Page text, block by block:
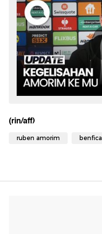
(rin/aff)
ruben amorim benfica